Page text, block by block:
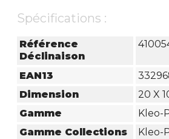
Spécifications :
Référence
Déclinaison
EAN13
Dimension
20 X
Gamme
Kleo-
Gamme Collections
Kleo-